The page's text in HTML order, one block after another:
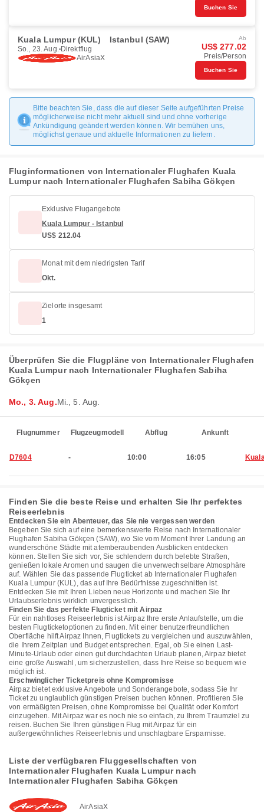
Buchen Sie
Kuala Lumpur (KUL) Istanbul (SAW)
So., 23. Aug. Direktflug
AirAsiaX
Ab
US$ 277.02
Preis/Person
Buchen Sie
Bitte beachten Sie, dass die auf dieser Seite aufgeführten Preise
möglicherweise nicht mehr aktuell sind und ohne vorherige
Ankündigung geändert werden können. Wir bemühen uns,
möglichst genaue und aktuelle Informationen zu liefern.
Fluginformationen von Internationaler Flughafen Kuala
Lumpur nach Internationaler Flughafen Sabiha Gökçen
Exklusive Flugangebote
Kuala Lumpur - Istanbul
US$ 212.04
Monat mit dem niedrigsten Tarif
Okt.
Zielorte insgesamt
1
Überprüfen Sie die Flugpläne von Internationaler Flughafen
Kuala Lumpur nach Internationaler Flughafen Sabiha
Gökçen
Mo., 3. Aug.Mi., 5. Aug.
Flugnummer Flugzeugmodell Abflug Ankunft
D7604 - 10:00 16:05
Finden Sie die beste Reise und erhalten Sie Ihr perfektes
Reiseerlebnis
Entdecken Sie ein Abenteuer, das Sie nie vergessen werden
Begeben Sie sich auf eine bemerkenswerte Reise nach Internationaler
Flughafen Sabiha Gökçen (SAW), wo Sie vom Moment Ihrer Landung an
wunderschöne Städte mit atemberaubenden Ausblicken entdecken
können. Stellen Sie sich vor, Sie schlendern durch belebte Straßen,
genießen lokale Aromen und saugen die unverwechselbare Atmosphäre
auf. Wählen Sie das passende Flugticket ab Internationaler Flughafen
Kuala Lumpur (KUL), das auf Ihre Bedürfnisse zugeschnitten ist.
Entdecken Sie mit Ihren Lieben neue Horizonte und machen Sie Ihr
Urlaubserlebnis wirklich unvergesslich.
Finden Sie das perfekte Flugticket mit Airpaz
Für ein nahtloses Reiseerlebnis ist Airpaz Ihre erste Anlaufstelle, um die
besten Flugticketoptionen zu finden. Mit einer benutzerfreundlichen
Oberfläche hilft Airpaz Ihnen, Flugtickets zu vergleichen und auszuwählen,
die Ihrem Zeitplan und Budget entsprechen. Egal, ob Sie einen Last-
Minute-Urlaub oder einen gut durchdachten Urlaub planen, Airpaz bietet
eine große Auswahl, um sicherzustellen, dass Ihre Reise so bequem wie
möglich ist.
Erschwinglicher Ticketpreis ohne Kompromisse
Airpaz bietet exklusive Angebote und Sonderangebote, sodass Sie Ihr
Ticket zu unglaublich günstigen Preisen buchen können. Profitieren Sie
von ermäßigten Preisen, ohne Kompromisse bei Qualität oder Komfort
einzugehen. Mit Airpaz war es noch nie so einfach, zu Ihrem Traumziel zu
reisen. Buchen Sie Ihren günstigen Flug mit Airpaz für ein
außergewöhnliches Reiseerlebnis und unschlagbare Ersparnisse.
Liste der verfügbaren Fluggesellschaften von
Internationaler Flughafen Kuala Lumpur nach
Internationaler Flughafen Sabiha Gökçen
AirAsiaX